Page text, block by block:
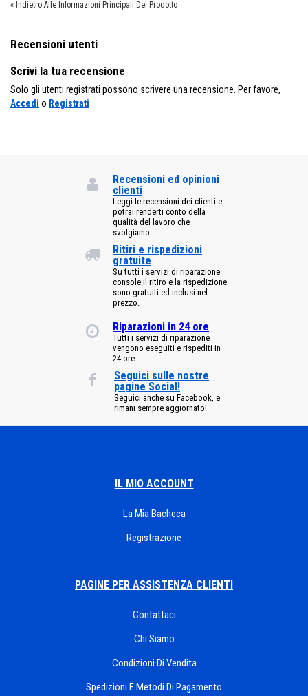
« Indietro Alle Informazioni Principali Del Prodotto
Recensioni utenti
Scrivi la tua recensione
Solo gli utenti registrati possono scrivere una recensione. Per favore,
Accedi o Registrati
Recensioni ed opinioni
clienti
Leggi le recensioni dei clienti e
potrai renderti conto della
qualità del lavoro che
svolgiamo.
Ritiri e rispedizioni
gratuite
Su tutti i servizi di riparazione
console il ritiro e la rispedizione
sono gratuiti ed inclusi nel
prezzo.
Riparazioni in 24 ore
Tutti i servizi di riparazione
vengono eseguiti e rispediti in
24 ore
Seguici sulle nostre
pagine Social!
Seguici anche su Facebook, e
rimani sempre aggiornato!
IL MIO ACCOUNT
La Mia Bacheca
Registrazione
PAGINE PER ASSISTENZA CLIENTI
Contattaci
Chi Siamo
Condizioni Di Vendita
Spedizioni E Metodi Di Pagamento